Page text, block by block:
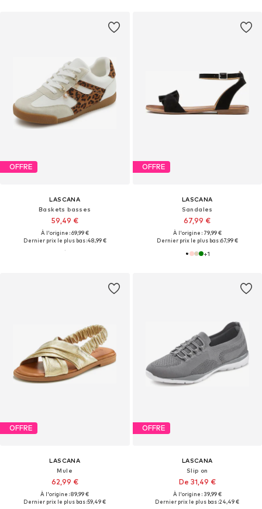
OFFRE
LASCANA
Baskets basses
59,49 €
À l'origine : 69,99 €
Dernier prix le plus bas :48,99 €
OFFRE
LASCANA
Sandales
67,99 €
À l'origine : 79,99 €
Dernier prix le plus bas :67,99 €
+1
OFFRE
LASCANA
Mule
62,99 €
À l'origine : 89,99 €
Dernier prix le plus bas :59,49 €
OFFRE
LASCANA
Slip on
De 31,49 €
À l'origine : 39,99 €
Dernier prix le plus bas :24,49 €